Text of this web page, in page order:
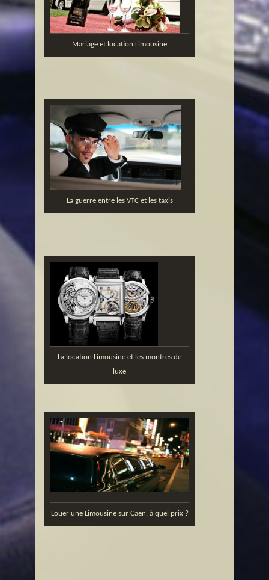
Mariage et location Limousine
La guerre entre les VTC et les taxis
La location Limousine et les montres de
luxe
Louer une Limousine sur Caen, à quel prix ?